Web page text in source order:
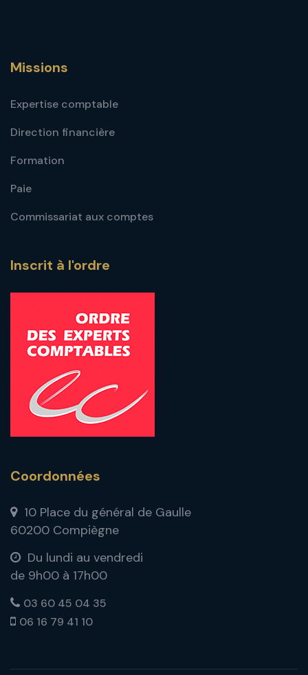
Missions
Expertise comptable
Direction financière
Formation
Paie
Commissariat aux comptes
Inscrit à l'ordre
Coordonnées
10 Place du général de Gaulle
60200 Compiègne
Du lundi au vendredi
de 9h00 à 17h00
03 60 45 04 35
06 16 79 41 10